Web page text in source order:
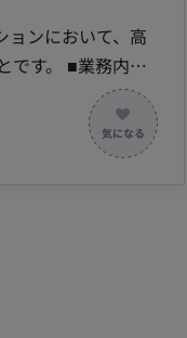
ョンにおいて、高
業務内
の業務支援アプリ
。 ・TypeScript
モデル（LLM）を